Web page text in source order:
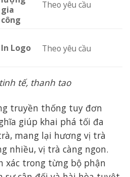
gia
công
Theo yêu cầu
In Logo Theo yêu cầu
tế, thanh tao
truyền thống tuy đơn
giúp khai phá tối đa
mang lại hương vị trà
nhiều, vị trà càng ngon.
xác trong từng bộ phận